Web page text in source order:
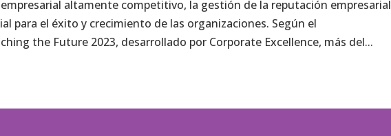
altamente competitivo, la gestión de la reputación empresarial
para el éxito y crecimiento de las organizaciones. Según el
the Future 2023, desarrollado por Corporate Excellence, más del...